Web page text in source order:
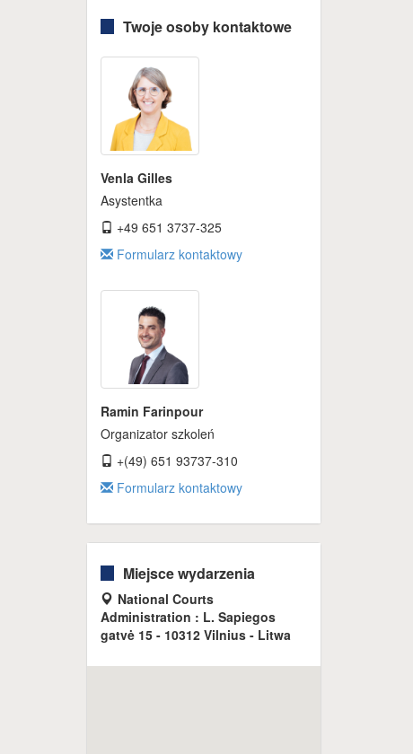
Twoje osoby kontaktowe
Venla Gilles
Asystentka
+49 651 3737-325
Formularz kontaktowy
Ramin Farinpour
Organizator szkoleń
+(49) 651 93737-310
Formularz kontaktowy
Miejsce wydarzenia
National Courts
Administration : L. Sapiegos
gatvė 15 - 10312 Vilnius - Litwa